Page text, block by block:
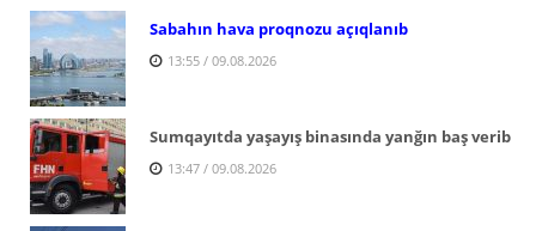
Sabahın hava proqnozu açıqlanıb
13:55 / 09.08.2026
Sumqayıtda yaşayış binasında yanğın baş verib
13:47 / 09.08.2026